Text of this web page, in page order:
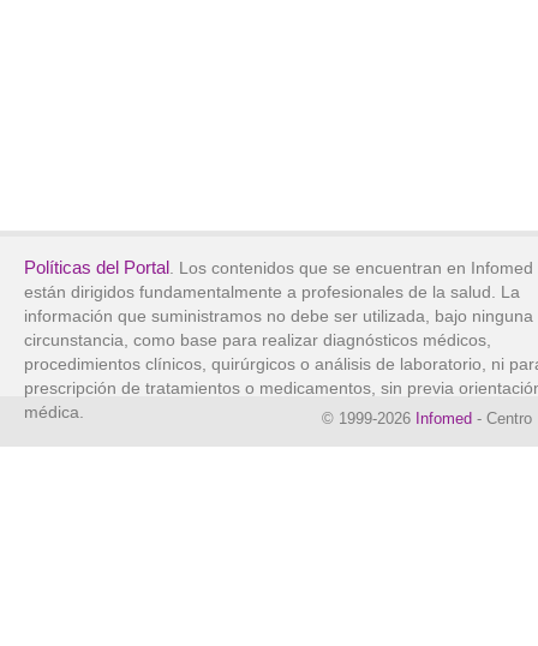
Políticas del Portal . Los contenidos que se encuentran en Infomed
están dirigidos fundamentalmente a profesionales de la salud. La
información que suministramos no debe ser utilizada, bajo ninguna
circunstancia, como base para realizar diagnósticos médicos,
procedimientos clínicos, quirúrgicos o análisis de laboratorio, ni
prescripción de tratamientos o medicamentos, sin previa
médica.
© 1999-2026 Infomed - Centro